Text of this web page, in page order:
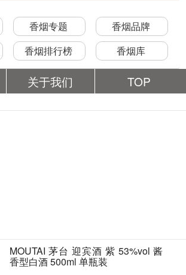
香烟专题
香烟品牌
香烟排行榜 香烟库
关于我们 TOP
MOUTAI 茅台 迎宾酒 紫 53%vol 酱
香型白酒 500ml 单瓶装